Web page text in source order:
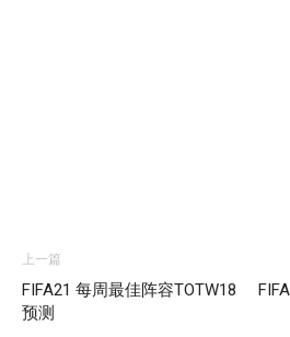
上一篇
FIFA21 每周最佳阵容TOTW18
预测